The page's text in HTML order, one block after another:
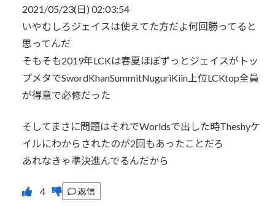
2021/05/23(日) 02:03:54
いやむしろジェイスは使えてた方だよ何回勝ってると
思ってんだ
そもそも2019年LCKは春夏ほぼずっとジェイスがトッ
プメタでSwordKhanSummitNuguriKiin上位LCKtop全員
が得意で必修だった
そしてまさに問題はそれでWorldsで出した時Theshyケ
イルにわからされたのが2回もあったことだろ
あれなきゃ準決進んでるんだから
返信